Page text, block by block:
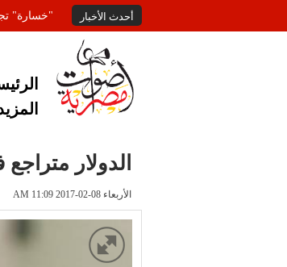
أحدث الأخبار "خسارة"
الدولار
الأربعاء 08-02-2017 AM 11:09